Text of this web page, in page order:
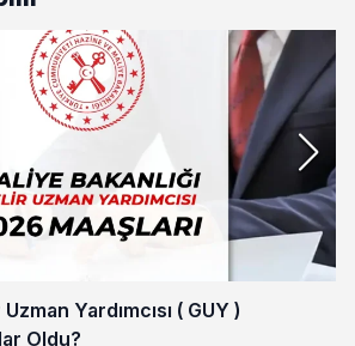
Yardımcısı ( GUY )
Oldu?